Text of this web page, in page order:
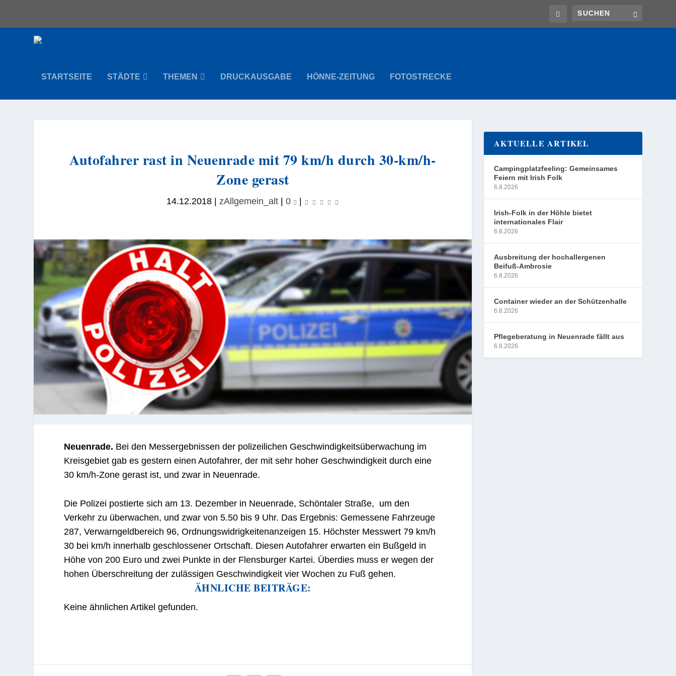
STARTSEITE STÄDTE THEMEN DRUCKAUSGABE HÖNNE-ZEITUNG FOTOSTRECKE
Autofahrer rast in Neuenrade mit 79 km/h durch 30-km/h-
Zone gerast
14.12.2018| zAllgemein_alt| 0
Neuenrade. Bei den Messergebnissen der polizeilichen Geschwindigkeitsüberwachung im
Kreisgebiet gab es gestern einen Autofahrer, der mit sehr hoher Geschwindigkeit durch eine
30 km/h-Zone gerast ist, und zwar in Neuenrade.
Die Polizei postierte sich am 13. Dezember in Neuenrade, Schöntaler Straße, um den
Verkehr zu überwachen, und zwar von 5.50 bis 9 Uhr. Das Ergebnis: Gemessene Fahrzeuge
287, Verwarngeldbereich 96, Ordnungswidrigkeitenanzeigen 15. Höchster Messwert 79 km/h
30 bei km/h innerhalb geschlossener Ortschaft. Diesen Autofahrer erwarten ein Bußgeld in
Höhe von 200 Euro und zwei Punkte in der Flensburger Kartei. Überdies muss er wegen der
hohen Überschreitung der zulässigen Geschwindigkeit vier Wochen zu Fuß gehen.
ÄHNLICHE BEITRÄGE:
Keine ähnlichen Artikel gefunden.
AKTUELLE ARTIKEL
Campingplatzfeeling: Gemeinsames
Feiern mit Irish Folk
6.8.2026
Irish-Folk in der Höhle bietet
internationales Flair
6.8.2026
Ausbreitung der hochallergenen
Beifuß-Ambrosie
6.8.2026
Container wieder an der Schützenhalle
6.8.2026
Pflegeberatung in Neuenrade fällt aus
6.8.2026